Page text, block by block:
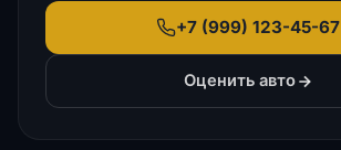
+7 (999) 123-45-67
Оценить авто